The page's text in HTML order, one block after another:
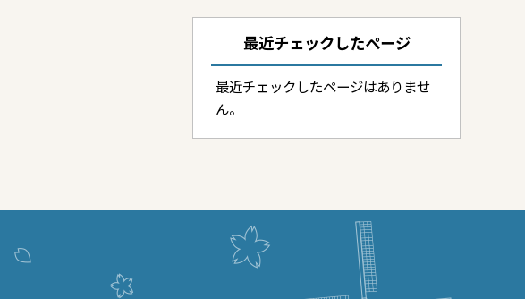
最近チェックしたページ
最近チェックしたページはありませ
ん。